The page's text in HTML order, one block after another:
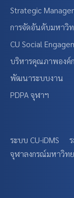
Strategic
การจัดอันดับมหาวิ
CU Social
บริหารคุณภาพองค์
พัฒนาระบบงาน
PDPA จุฬาฯ
ระบบ CU-iDMS
จุฬาลงกรณ์มหาวิท